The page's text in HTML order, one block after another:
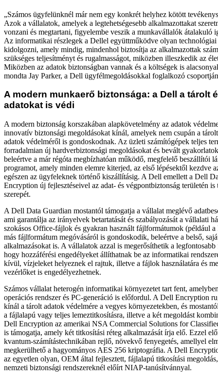
„Számos ügyfelünknél már nem egy konkrét helyhez kötött
Azok a vállalatok, amelyek a legtehetségesebb alkalmazottakat
vonzani és megtartani, figyelembe veszik a munkavállalók átalakuló
Az informatikai részlegek a Dellel együttműködve olyan technológiai
kidolgozni, amely mindig, mindenhol biztosítja az alkalmazottak
szükséges teljesítményt és rugalmasságot, miközben illeszkedik az
Miközben az adatok biztonságban vannak és a költségek is
mondta Jay Parker, a Dell ügyfélmegoldásokkal foglalkozó
A modern munkaerő biztonsága: a Dell a tárolt
adatokat is védi
A modern biztonság korszakában alapkövetelmény az adatok
innovatív biztonsági megoldásokat kínál, amelyek nem csupán a
adatok védelméről is gondoskodnak. Az üzleti számítógépek teljes
forradalmian új hardverbiztonsági megoldásokat és bevált
beleértve a már régóta megbízhatóan működő, megfelelő beszállítói
programot, amely minden elemre kiterjed, az első lépésektől kezdve
egészen az ügyfeleknek történő kiszállításig. A Dell emellett a Dell
Encryption új fejlesztéseivel az adat- és végpontbiztonság területén
szerepét.
A Dell Data Guardian mostantól támogatja a vállalat meglévő
ami garantálja az irányelvek betartatását és szabályozását a vállalati
szokásos Office-fájlok és gyakran használt fájlformátumok (például a
más fájlformátum megóvásáról is gondoskodik, beleértve a belső,
alkalmazásokat is. A vállalatok azzal is megerősíthetik a
hogy hozzáférési engedélyeket állíthatnak be az informatikai
kívül, vízjeleket helyeznek el rajtuk, illetve a fájlok használatára és
vezérlőket is engedélyezhetnek.
Számos vállalat heterogén informatikai környezetet tart fent,
operációs rendszer és PC-generáció is előfordul. A Dell Encryption
kínál a tárolt adatok védelmére a vegyes környezetekben, és
a fájlalapú vagy teljes lemeztitkosításra, illetve a két megoldást
Dell Encryption az amerikai NSA Commercial Solutions for
is támogatja, amely két titkosítási réteg alkalmazását írja elő. Ezzel
kvantum-számítástechnikában rejlő, növekvő fenyegetés, amellyel
megkerülhető a hagyományos AES 256 kriptográfia. A Dell
az egyetlen olyan, OEM által fejlesztett, fájlalapú titkosítási
nemzeti biztonsági rendszereknél előírt NIAP-tanúsítvánnyal.